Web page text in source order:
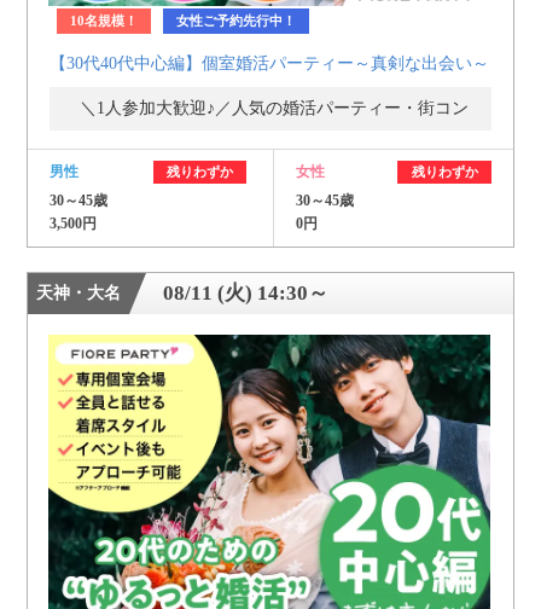
10名規模！ 女性ご予約先行中！
【30代40代中心編】個室婚活パーティー～真剣な出会い～
＼1人参加大歓迎♪／人気の婚活パーティー・街コン
男性 残りわずか
30～45歳
3,500円
女性 残りわずか
30～45歳
0円
天神・大名 08/11 (火) 14:30～